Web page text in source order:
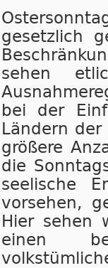
gesetzlich
sehen
bei der
Ländern
größere
die
seelische
vorsehen,
Hier sehen
einen